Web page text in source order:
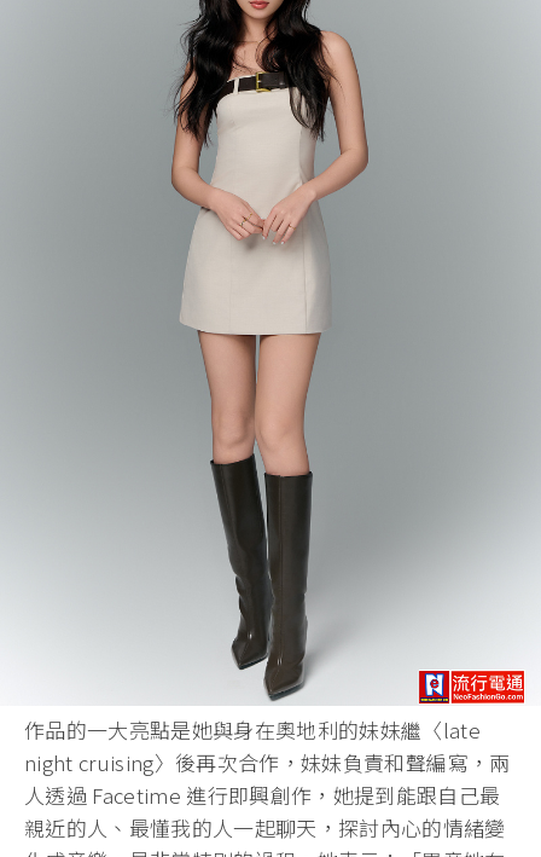
作品的一大亮點是她與身在奧地利的妹妹繼〈late
night cruising〉後再次合作，妹妹負責和聲編寫，兩
人透過 Facetime 進行即興創作，她提到能跟自己最
親近的人、最懂我的人一起聊天，探討內心的情緒變